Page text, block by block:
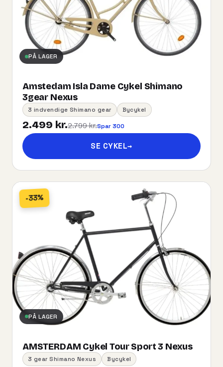
PÅ LAGER
Amstedam Isla Dame Cykel Shimano
3gear Nexus
3 indvendige Shimano gear Bycykel
2.499 kr.2.799 kr.Spar 300
SE CYKEL→
-33%
PÅ LAGER
AMSTERDAM Cykel Tour Sport 3 Nexus
3 gear Shimano Nexus Bycykel